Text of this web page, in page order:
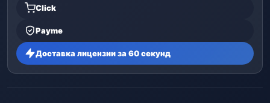
Click
Payme
Доставка лицензии за 60 секунд